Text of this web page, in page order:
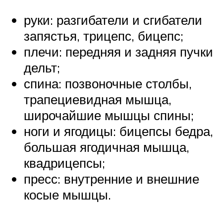
руки: разгибатели и сгибатели
запястья, трицепс, бицепс;
плечи: передняя и задняя пучки
дельт;
спина: позвоночные столбы,
трапециевидная мышца,
широчайшие мышцы спины;
ноги и ягодицы: бицепсы бедра,
большая ягодичная мышца,
квадрицепсы;
пресс: внутренние и внешние
косые мышцы.